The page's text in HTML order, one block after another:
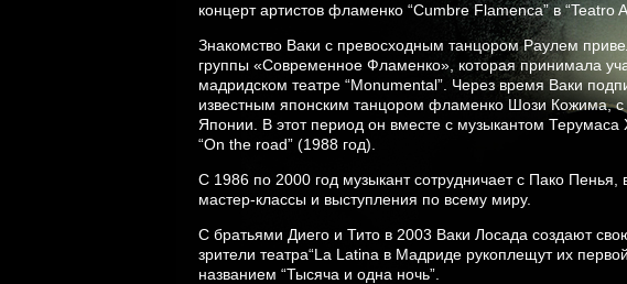
концерт артистов фламенко “Cumbre Flamenca” в “Teatro
Знакомство Ваки с превосходным танцором Раулем
группы «Современное Фламенко», которая принимала
мадридском театре “Monumental”. Через время Ваки
известным японским танцором фламенко Шози Кожима, с
Японии. В этот период он вместе с музыкантом Терумаса
“On the road” (1988 год).
С 1986 по 2000 год музыкант сотрудничает с Пако Пенья,
мастер-классы и выступления по всему миру.
С братьями Диего и Тито в 2003 Ваки Лосада создают
зрители театра“La Latina в Мадриде рукоплещут их
названием “Тысяча и одна ночь”.